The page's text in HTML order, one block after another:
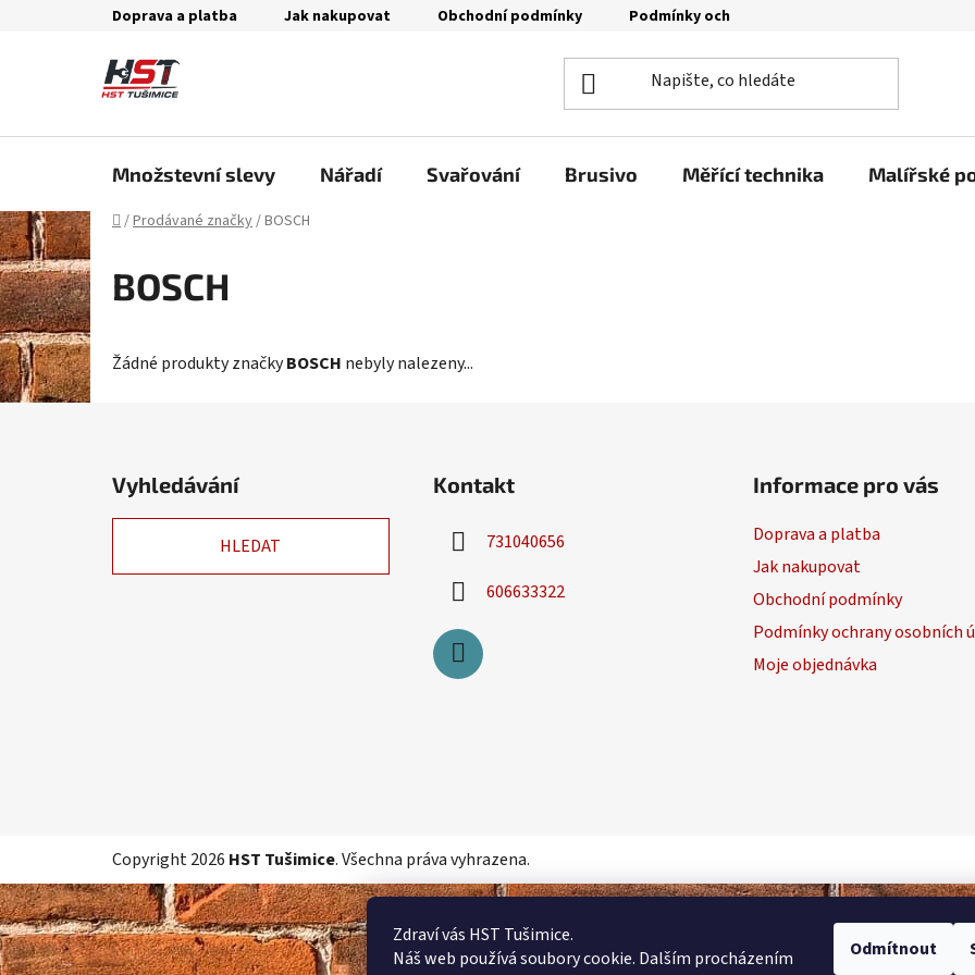
Zdraví vás HST Tušimice.
Náš web používá soubory cookie. Dalším procházením
Odmítnout
Doprava a platba Jak nakupovat Obchodní podmínky Podmínky ochrany osobních údajů
Množstevní slevy Nářadí Svařování Brusivo Měřící technika Malířské
Domů
/Prodávané značky/BOSCH
BOSCH
Žádné produkty značkyBOSCH nebyly nalezeny...
Vyhledávání
HLEDAT
Kontakt
731040656
606633322
Informace pro vás
Doprava a platba
Jak nakupovat
Obchodní podmínky
Podmínky ochrany osobních
Moje objednávka
Copyright 2026 HST Tušimice. Všechna práva vyhrazena.